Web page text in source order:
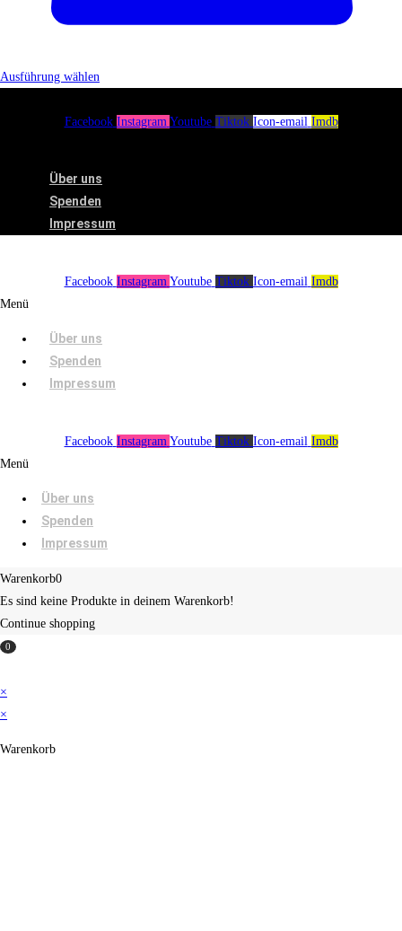
Ausführung wählen
Facebook Instagram Youtube Tiktok Icon-email Imdb
Über uns
Spenden
Impressum
Facebook Instagram Youtube Tiktok Icon-email Imdb
Menü
Über uns
Spenden
Impressum
Facebook Instagram Youtube Tiktok Icon-email Imdb
Menü
Über uns
Spenden
Impressum
Warenkorb0
Es sind keine Produkte in deinem Warenkorb!
Continue shopping
0
×
×
Warenkorb